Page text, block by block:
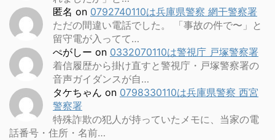
匿名 on 0792740110は兵庫県警察 網干警察署
ただの間違い電話でした。 「事故の件で〜」と
留守電が入ってて…
ぺがしー on 0332070110は警視庁 戸塚警察署
着信履歴から掛け直すと警視庁・戸塚警察署の
音声ガイダンスが自…
タケちゃん on 0798330110は兵庫県警察 西宮
警察署
特殊詐欺の犯人が持っていたメモに、当家の電
話番号・住所・名前…